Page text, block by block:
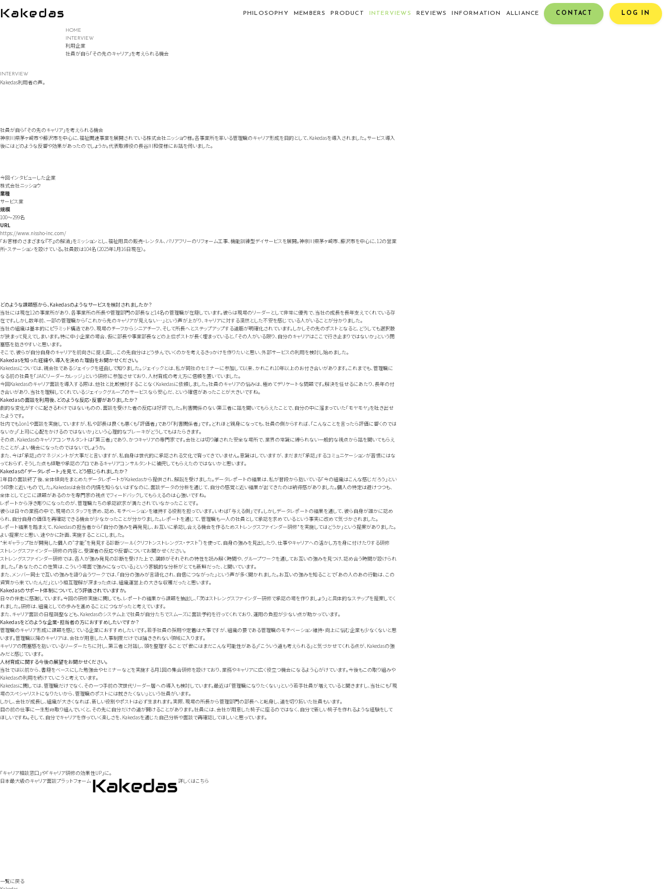
Kakedas PHILOSOPHY MEMBERS PRODUCT INTERVIEWS REVIEWS INFORMATION ALLIANCE CONTACT LOG IN
HOME
INTERVIEW
利用企業
社員が自ら「その先のキャリア」を考えられる機会
INTERVIEW
Kakedas利用者の声。
社員が自ら「その先のキャリア」を考えられる機会
神奈川県茅ヶ崎市や藤沢市を中心に、福祉関連事業を展開されている株式会社ニッショウ様。各事業所を率いる管理職のキャリア形成を目的として、Kakedasを導入されました。サービス導入
後にはどのような反響や効果があったのでしょうか。代表取締役の長谷川和俊様にお話を伺いました。
今回インタビューした企業
株式会社ニッショウ
業種
サービス業
規模
100～299名
URL
https://www.nissho-inc.com/
「お客様のさまざまな『不』の解消」をミッションとし、福祉用具の販売・レンタル、バリアフリーのリフォーム工事、機能訓練型デイサービスを展開。神奈川県茅ヶ崎市、藤沢市を中心に、12の営業
所・ステーションを設けている。社員数は104名（2025年1月16日現在）。
どのような課題感から、Kakedasのようなサービスを検討されましたか？
当社には現在12の事業所があり、各事業所の所長や管理部門の部長など14名の管理職が在籍しています。彼らは現場のリーダーとして非常に優秀で、当社の成長を長年支えてくれている存
在です。しかし数年前、一部の管理職から「これから先のキャリアが見えない…」という声が上がり、キャリアに対する漠然とした不安を感じている人がいることが分かりました。
当社の組織は基本的にピラミッド構造であり、現場のチーフからシニアチーフ、そして所長へとステップアップする道筋が明確化されています。しかしその先のポストとなると、どうしても選択肢
が狭まって見えてしまいます。特に中小企業の場合、仮に部長や事業部長などの上位ポストが長く埋まっていると、「その人がいる限り、自分のキャリアはここで行き止まりではないか」という閉
塞感を抱きやすいと思います。
そこで、彼らが自分自身のキャリアを前向きに捉え直し、この先自分はどう歩んでいくのかを考えるきっかけを作りたいと思い、外部サービスの利用を検討し始めました。
Kakedasを知った経緯や、導入を決めた理由をお聞かせください。
Kakedasについては、親会社であるジェイックを経由して知りました。ジェイックとは、私が同社のセミナーに参加して以来、かれこれ10年以上のお付き合いがあります。これまでも、管理職に
なる前の社員を「JAICリーダーカレッジ」という研修に参加させており、人材育成の考え方に信頼を置いていました。
今回Kakedasのキャリア面談を導入する際は、他社と比較検討することなくKakedasに依頼しました。社員のキャリアの悩みは、極めてデリケートな問題です。解決を任せるにあたり、長年の付
き合いがあり、当社を理解してくれているジェイックグループのサービスなら安心だ、という確信があったことが大きいですね。
Kakedasの面談を利用後、どのような反応・反響がありましたか？
劇的な変化がすぐに起きるわけではないものの、面談を受けた者の反応は好評でした。利害関係のない第三者に話を聞いてもらえたことで、自分の中に溜まっていた「モヤモヤ」を吐き出せ
たようです。
社内でも1on1や面談を実施していますが、私や部長は良くも悪くも「評価者」であり「利害関係者」です。どれほど親身になっても、社員の側からすれば、「こんなことを言ったら評価に響くのでは
ないか」「上司に心配をかけるのではないか」という心理的なブレーキがどうしてもはたらきます。
その点、Kakedasのキャリアコンサルタントは「第三者」であり、かつキャリアの専門家です。会社とは切り離された安全な場所で、業界の常識に縛られない一般的な視点から話を聞いてもらえ
たことが、よい機会になったのではないでしょうか。
また、今は「承認」のマネジメントが大事だと言いますが、私自身は世代的に承認される文化で育ってきていません。意識はしていますが、まだまだ「承認」するコミュニケーションが習慣にはな
っておらず、そうした点も傾聴や承認のプロであるキャリアコンサルタントに補完してもらえたのではないかと思います。
Kakedasの「データレポート」を見て、どう感じられましたか？
1年目の面談終了後、全体傾向をまとめたデータレポートがKakedasから提供され、解説を受けました。データレポートの結果は、私が普段から抱いている「今の組織はこんな感じだろう」とい
う印象と近いものでした。Kakedasは会社の内情を知らないはずなのに、面談データの分析を通じて、自分の感覚と近い結果が出てきたのは納得感がありました。個人の特定は避けつつも、
全体としてどこに課題があるのかを専門家の視点でフィードバックしてもらえるのは心強いですね。
レポートから浮き彫りになったのが、管理職たちの承認欲求が満たされていなかったことです。
彼らは日々の業務の中で、現場のスタッフを褒め、認め、モチベーションを維持する役割を担っています。いわば「与える側」です。しかしデータレポートの結果を通して、彼ら自身が誰かに認め
られ、自分自身の価値を再確認できる機会が少なかったことが分かりました。レポートを通じて、管理職も一人の社員として承認を求めているという事実に改めて気づかされました。
レポート結果を踏まえて、Kakedasの担当者から「自分の強みを再発見し、お互いに承認し合える機会を作るためストレングスファインダー研修*を実施してはどうか」という提案がありました。
よい提案だと思い、速やかに計画、実施することにしました。
*米ギャラップ社が開発した個人の“才能”を発見する診断ツール（クリフトンストレングス・テスト®）を使って、自身の強みを見出したり、仕事やキャリアへの活かし方を身に付けたりする研修
ストレングスファインダー研修の内容と、受講者の反応や反響についてお聞かせください。
ストレングスファインダー研修では、各人が強み発見の診断を受けた上で、講師がそれぞれの特性を読み解く時間や、グループワークを通してお互いの強みを見つけ、認め合う時間が設けられ
ました。「あなたのこの性質は、こういう場面で強みになっている」という客観的な分析がとても新鮮だった、と聞いています。
また、メンバー同士で互いの強みを語り合うワークでは、「自分の強みが言語化され、自信につながった」という声が多く聞かれました。お互いの強みを知ることで「あの人のあの行動は、この
資質から来ていたんだ」という相互理解が深まった点は、組織運営上の大きな収穫だったと思います。
Kakedasのサポート体制について、どう評価されていますか。
日々の伴走に感謝しています。今回の研修実施に関しても、レポートの結果から課題を抽出し、「次はストレングスファインダー研修で承認の場を作りましょう」と具体的なステップを提案してく
れました。研修は、組織としての歩みを進めることにつながったと考えています。
また、キャリア面談の日程調整なども、Kakedasのシステム上で社員が自分たちでスムーズに面談予約を行ってくれており、運用の負担が少ない点が助かっています。
Kakedasをどのような企業・担当者の方におすすめしたいですか？
管理職のキャリア形成に課題を感じている企業におすすめしたいです。若手社員の採用や定着は大事ですが、組織の要である管理職のモチベーション維持・向上に悩む企業も少なくないと思
います。管理職以降のキャリアは、会社が用意した人事制度だけでは描ききれない領域に入ります。
キャリアの閉塞感を抱いているリーダーたちに対し、第三者と対話し、頭を整理することで「君にはまだこんな可能性がある」「こういう道も考えられる」と気づかせてくれる点が、Kakedasの強
みだと感じています。
人材育成に関する今後の展望をお聞かせください。
当社では以前から、書籍をベースにした勉強会やセミナーなどを実施する月1回の集合研修を設けており、業務やキャリアに広く役立つ機会になるよう心がけています。今後もこの取り組みや
Kakedasの利用を続けていこうと考えています。
Kakedasに関しては、管理職だけでなく、その一つ手前の次世代リーダー層への導入も検討しています。最近は「管理職になりたくない」という若手社員が増えていると聞きますし、当社にも「現
場のスペシャリストになりたいから、管理職のポストには就きたくない」という社員がいます。
しかし、会社が成長し、組織が大きくなれば、新しい役割やポストは必ず生まれます。実際、現場の所長から管理部門の部長へと転身し、道を切り拓いた社員もいます。
目の前の仕事に一生懸命取り組んでいくと、その先に自分だけの道が開けることがあります。社員には、会社が用意した椅子に座るのではなく、自分で新しい椅子を作れるような経験をして
ほしいですね。そして、自分でキャリアを作っていく楽しさを、Kakedasを通じた自己分析や面談で再確認してほしいと思っています。
「キャリア相談窓口」や「キャリア研修の効果性UP」に。
日本最大級のキャリア面談プラットフォーム 詳しくはこちら
一覧に戻る